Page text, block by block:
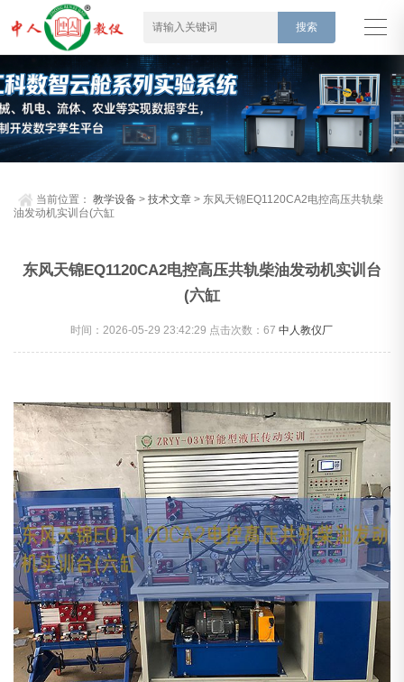
当前位置：教学设备 >技术文章 > 东风天锦EQ1120CA2电控高压共轨柴
油发动机实训台(六缸
东风天锦EQ1120CA2电控高压共轨柴油发动机实训台
(六缸
时间：2026-05-29 23:42:29 点击次数：67中人教仪厂